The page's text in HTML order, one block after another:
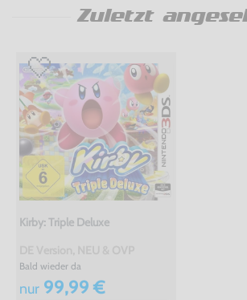
Zuletzt
Kirby: Triple Deluxe
Bald wieder da
nur99,99 €